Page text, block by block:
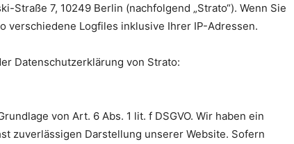
Straße 7, 10249 Berlin (nachfolgend „Strato“). Wenn Sie
verschiedene Logfiles inklusive Ihrer IP-Adressen.
Datenschutzerklärung von Strato:
von Art. 6 Abs. 1 lit. f DSGVO. Wir haben ein
zuverlässigen Darstellung unserer Website. Sofern